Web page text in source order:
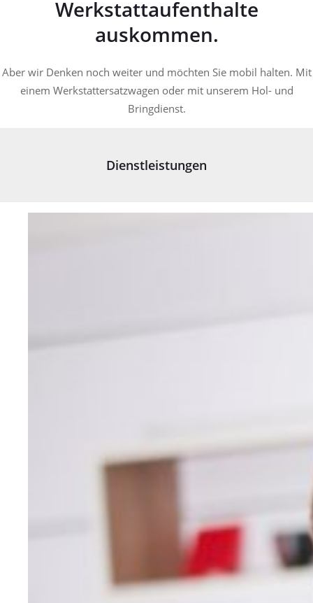
Werkstattaufenthalte
auskommen.
Aber wir Denken noch weiter und möchten Sie mobil halten. Mit
einem Werkstattersatzwagen oder mit unserem Hol- und
Bringdienst.
Dienstleistungen